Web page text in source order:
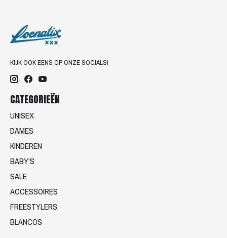
KIJK OOK EENS OP ONZE SOCIALS!
CATEGORIEËN
UNISEX
DAMES
KINDEREN
BABY'S
SALE
ACCESSOIRES
FREESTYLERS
BLANCOS